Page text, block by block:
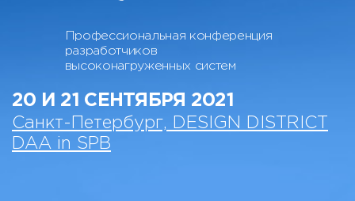
Профессиональная конференция
разработчиков
высоконагруженных систем
20 И 21 СЕНТЯБРЯ 2021
Санкт-Петербург, DESIGN DISTRICT
DAA in SPB